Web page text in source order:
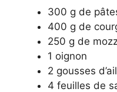
300 g de
400 g de
250 g de
1 oignon
2 gousses d’ail
4 feuilles de